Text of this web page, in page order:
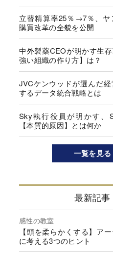
立替精算率25％→7％、ヤ
購買改革の全貌を公開
中外製薬CEOが明かす生
強い組織の作り方】は？
JVCケンウッドが選んだ
するデータ統合戦略とは
Sky執行役員が明かす、
【本質的原因】とは何か
一覧を見る
最新記事
感性の教室
【頭を柔らかくする】ア
に考える3つのヒント